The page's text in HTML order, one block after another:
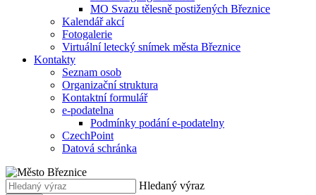
MO Svazu tělesně postižených Březnice
Kalendář akcí
Fotogalerie
Virtuální letecký snímek města Březnice
Kontakty
Seznam osob
Organizační struktura
Kontaktní formulář
e-podatelna
Podmínky podání e-podatelny
CzechPoint
Datová schránka
Hledaný výraz